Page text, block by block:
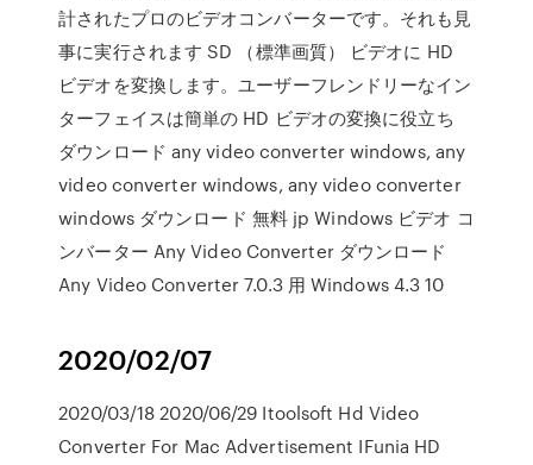
計されたプロのビデオコンバーターです。それも見
事に実行されます SD （標準画質） ビデオに HD
ビデオを変換します。ユーザーフレンドリーなイン
ターフェイスは簡単の HD ビデオの変換に役立ち
ダウンロード any video converter windows, any
video converter windows, any video converter
windows ダウンロード 無料 jp Windows ビデオ コ
ンバーター Any Video Converter ダウンロード
Any Video Converter 7.0.3 用 Windows 4.3 10
2020/02/07
2020/03/18 2020/06/29 Itoolsoft Hd Video
Converter For Mac Advertisement IFunia HD